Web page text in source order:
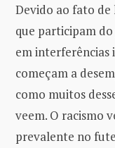
Devido ao fato
que participam
em interferências
começam a
como muitos
veem. O racismo
prevalente no